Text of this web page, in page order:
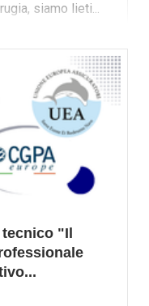
siamo lieti...
"Il
...